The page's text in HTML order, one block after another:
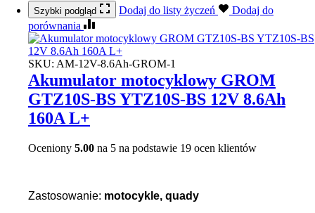
Szybki podgląd Dodaj do listy życzeń
Dodaj do
porównania
SKU: AM-12V-8.6Ah-GROM-1
Akumulator motocyklowy GROM
GTZ10S-BS YTZ10S-BS 12V 8.6Ah
160A L+
Oceniony 5.00 na 5 na podstawie 19 ocen klientów
Zastosowanie: motocykle, quady